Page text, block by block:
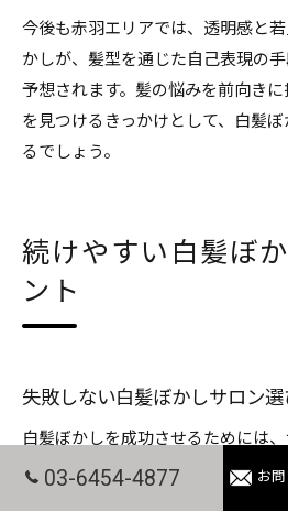
今後も赤羽エリアでは、透明感と
かしが、髪型を通じた自己表現の
予想されます。髪の悩みを前向き
を見つけるきっかけとして、白髪
るでしょう。
続けやすい白髪ぼ
ント
失敗しない白髪ぼかしサロン
白髪ぼかしを成功させるためには
です。特に東京都北区赤羽エリアで
03-6454-4877 お